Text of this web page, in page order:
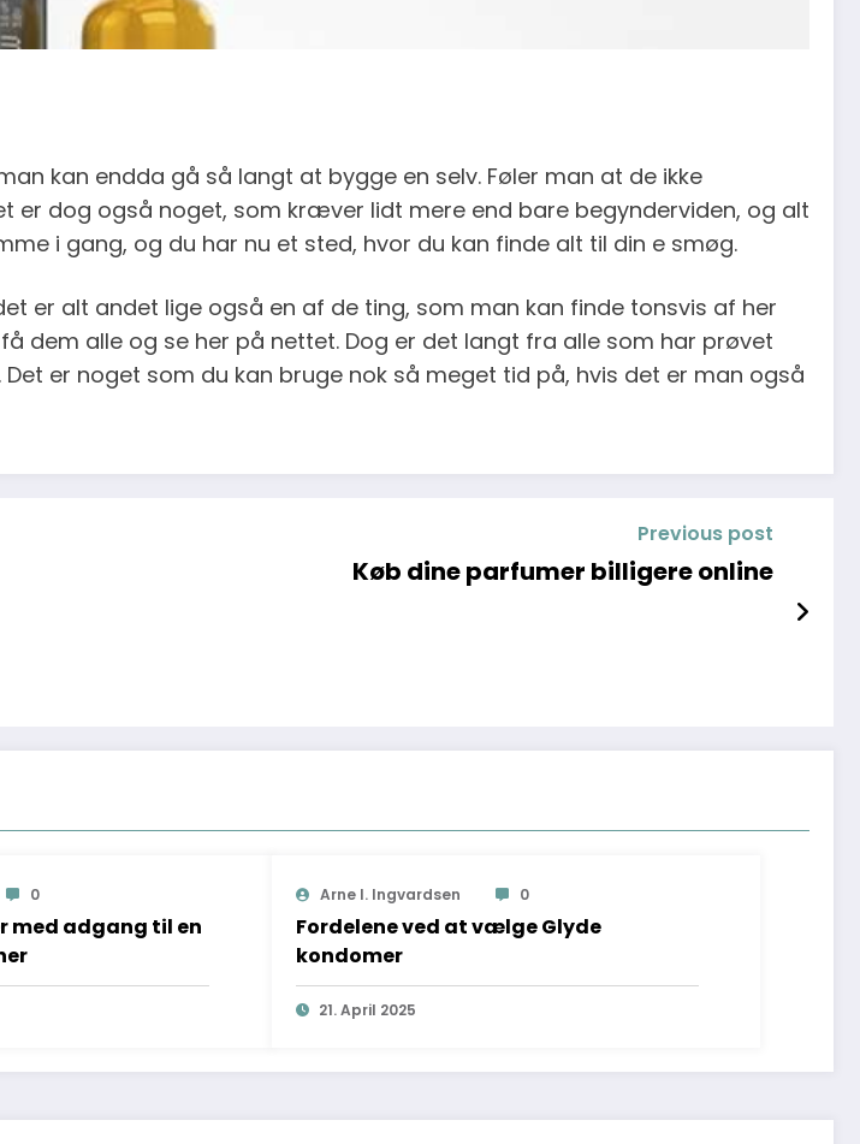
kan endda gå så langt at bygge en selv. Føler man at de ikke
er dog også noget, som kræver lidt mere end bare begynderviden, og alt
i gang, og du har nu et sted, hvor du kan finde alt til din e smøg.
er alt andet lige også en af de ting, som man kan finde tonsvis af her
dem alle og se her på nettet. Dog er det langt fra alle som har prøvet
er noget som du kan bruge nok så meget tid på, hvis det er man også
Previous post
Køb dine parfumer billigere online
0
med adgang til en
Arne I. Ingvardsen 0
Fordelene ved at vælge Glyde
kondomer
21. April 2025